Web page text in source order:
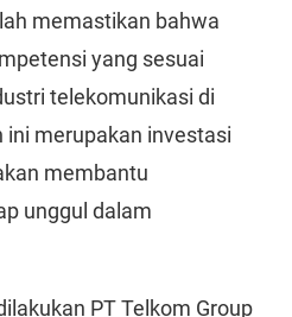
memastikan bahwa
yang sesuai
telekomunikasi di
ini merupakan investasi
membantu
unggul dalam
PT Telkom Group